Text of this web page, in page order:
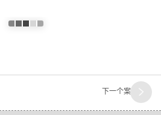
下一个案例